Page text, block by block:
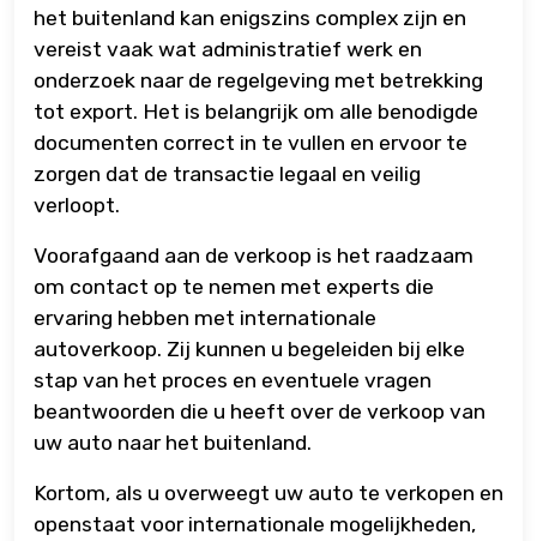
het buitenland kan enigszins complex zijn en
vereist vaak wat administratief werk en
onderzoek naar de regelgeving met betrekking
tot export. Het is belangrijk om alle benodigde
documenten correct in te vullen en ervoor te
zorgen dat de transactie legaal en veilig
verloopt.
Voorafgaand aan de verkoop is het raadzaam
om contact op te nemen met experts die
ervaring hebben met internationale
autoverkoop. Zij kunnen u begeleiden bij elke
stap van het proces en eventuele vragen
beantwoorden die u heeft over de verkoop van
uw auto naar het buitenland.
Kortom, als u overweegt uw auto te verkopen en
openstaat voor internationale mogelijkheden,